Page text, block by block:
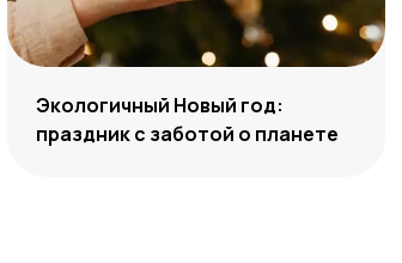
Экологичный Новый год:
праздник с заботой о планете